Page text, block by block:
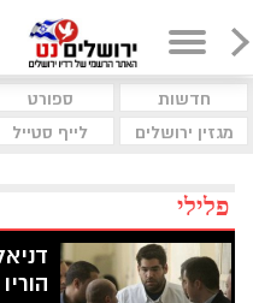
חדשות ספורט
מגזין ירושלים
לייף סטייל
פלילי
הוריו